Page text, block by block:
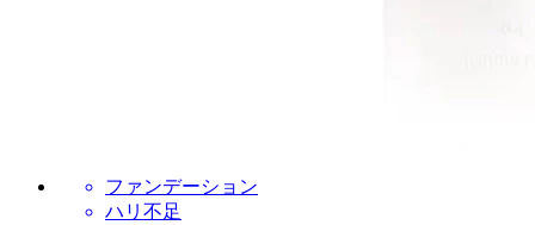
ファンデーション
ハリ不足